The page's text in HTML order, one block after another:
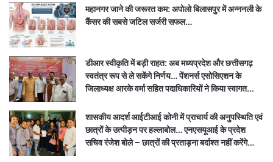
महानगर जाने की जरूरत कम: अपोलो बिलासपुर में अन्ननली के
कैंसर की सबसे जटिल सर्जरी सफल…
डीआर स्वीकृति में बड़ी राहत: अब मध्यप्रदेश और छत्तीसगढ़
स्वतंत्र रूप से ले सकेंगे निर्णय… पेंशनर्स एसोसिएशन के
जिलाध्यक्ष आरके वर्मा सहित पदाधिकारियों ने किया स्वागत…
शासकीय आदर्श आईटीआई कोनी में प्राचार्य की अनुपस्थिति एवं
छात्रों के उत्पीड़न पर हल्लाबोल… एनएसयूआई के प्रदेश
सचिव रंजेश बोले – छात्रों की प्रताड़ना बर्दाश्त नहीं करेंगे…